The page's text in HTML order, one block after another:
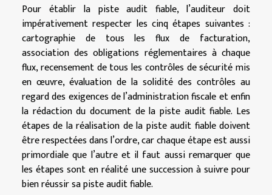
Pour établir la piste audit fiable, l’auditeur doit
impérativement respecter les cinq étapes suivantes :
cartographie de tous les flux de facturation,
association des obligations réglementaires à chaque
flux, recensement de tous les contrôles de sécurité mis
en œuvre, évaluation de la solidité des contrôles au
regard des exigences de l’administration fiscale et enfin
la rédaction du document de la piste audit fiable. Les
étapes de la réalisation de la piste audit fiable doivent
être respectées dans l’ordre, car chaque étape est aussi
primordiale que l’autre et il faut aussi remarquer que
les étapes sont en réalité une succession à suivre pour
bien réussir sa piste audit fiable.